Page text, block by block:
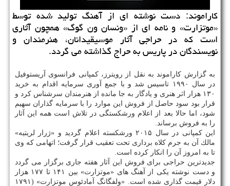
كاراموند: دست نوشته ای از آهنگ تولید شده توسط
«موتزارت» و نامه ای از «ونسان ون گوگ» همچون آثاری
است كه در حراجی آثار موسیقیدانان، هنرمندان و
نویسندگان در پاریس به حراج گذاشته می گردد.
به گزارش كاراموند به نقل از رویترز، كمپانی فرانسوی آریستوفیل
در سال ۱۹۹۰ تاسیس شد و با جمع آوری سرمایه اقدام به خرید
۱۳۰ هزار اثر هنری و یادگار به جا مانده از هنرمندان سرشناس كرد و
قرار بود سود حاصل از فروش این موارد را با سرمایه گذاران سهیم
شود، اما حالا بعد از اعلام ورشكستگی در تلاش است همه این آثار
را به فروش برساند.
این كمپانی در سال ۲۰۱۵ ورشكسته اعلام گردید و «ژرار لریتیه»
مالك آن به جرم كلاه برداری تحت تعقیب قرار گرفت؛ اتهامی كه وی
تا به امروز آن را انكار كرده است.
جدیدترین حراجی برای فروش این آثار هفته جاری برگزار می گردد
و دست نوشته یكی از آهنگ های «موتزارت» بین ۱۴۱ تا ۱۷۷ هزار
دلار قیمت گذاری شده است. «ولفگانگ آمادئوس موتزارت» (۱۷۹۱